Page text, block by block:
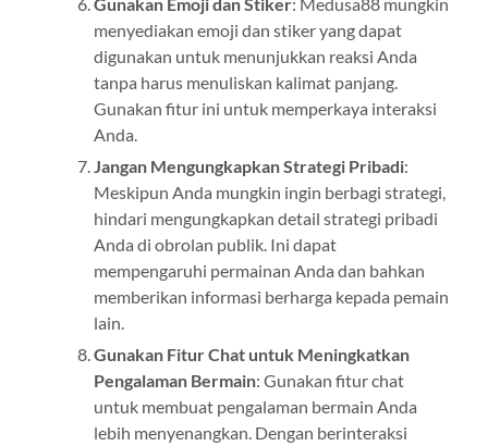
menyediakan emoji dan stiker yang dapat
digunakan untuk menunjukkan reaksi Anda
tanpa harus menuliskan kalimat panjang.
Gunakan fitur ini untuk memperkaya interaksi
Anda.
Jangan Mengungkapkan Strategi Pribadi:
Meskipun Anda mungkin ingin berbagi strategi,
hindari mengungkapkan detail strategi pribadi
Anda di obrolan publik. Ini dapat
mempengaruhi permainan Anda dan bahkan
memberikan informasi berharga kepada pemain
lain.
Gunakan Fitur Chat untuk Meningkatkan
Pengalaman Bermain: Gunakan fitur chat
untuk membuat pengalaman bermain Anda
lebih menyenangkan. Dengan berinteraksi